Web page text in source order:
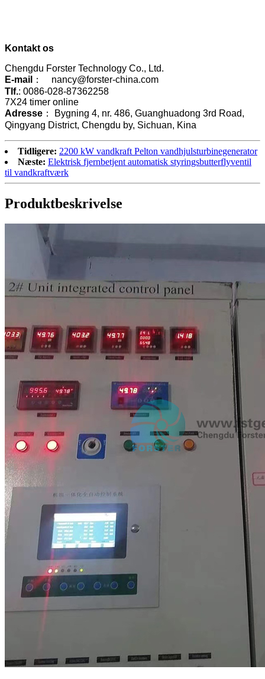
Kontakt os
Chengdu Forster Technology Co., Ltd.
E-mail
： nancy@forster-china.com
Tlf.: 0086-028-87362258
7X24 timer online
Adresse ： Bygning 4, nr. 486, Guanghuadong 3rd Road,
Qingyang District, Chengdu by, Sichuan, Kina
Tidligere: 2200 kW vandkraft Pelton vandhjulsturbinegenerator
Næste: Elektrisk fjernbetjent automatisk styringsbutterflyventil
til vandkraftværk
Produktbeskrivelse